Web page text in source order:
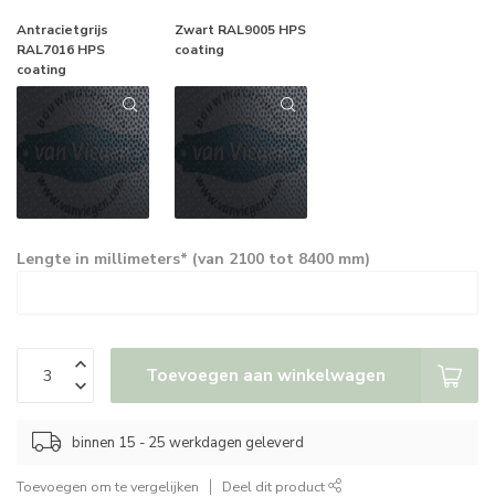
Antracietgrijs
RAL7016 HPS
coating
Zwart RAL9005 HPS
coating
Lengte in millimeters* (van 2100 tot 8400 mm)
Toevoegen aan winkelwagen
binnen 15 - 25 werkdagen geleverd
Toevoegen om te vergelijken Deel dit product